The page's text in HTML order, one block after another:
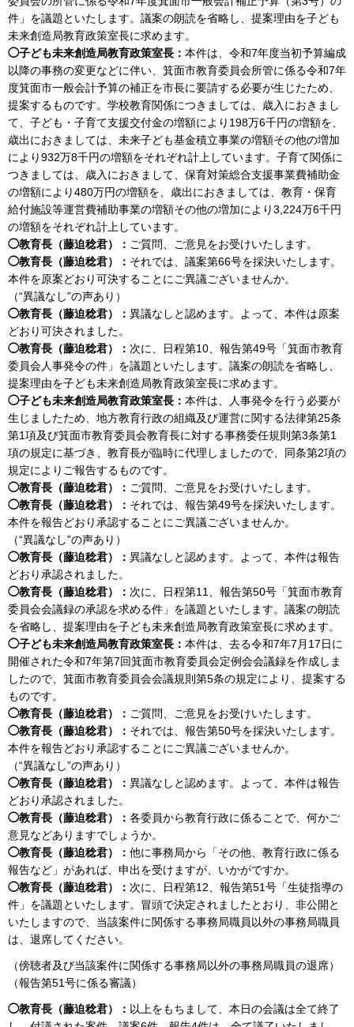
件」を議題といたします。議案の朗読を省略し、提案理由を子ども
未来創造局教育政策室長に求めます。
◯子ども未来創造局教育政策室長： 本件は、令和7年度当初予算編成
以降の事務の変更などに伴い、箕面市教育委員会所管に係る令和7年
度箕面市一般会計予算の補正を市長に要請する必要が生じたため、
提案するものです。学校教育関係につきましては、歳入におきまし
て、子ども・子育て支援交付金の増額により198万6千円の増額を、
歳出におきましては、未来子ども基金積立事業の増額その他の増加
により932万8千円の増額をそれぞれ計上しています。子育て関係に
つきましては、歳入におきまして、保育対策総合支援事業費補助金
の増額により480万円の増額を、歳出におきましては、教育・保育
給付施設等運営費補助事業の増額その他の増加により3,224万6千円
の増額をそれぞれ計上しています。
◯教育長（藤迫稔君）： ご質問、ご意見をお受けいたします。
◯教育長（藤迫稔君）： それでは、議案第66号を採決いたします。
本件を原案どおり可決することにご異議ございませんか。
（“異議なし”の声あり）
◯教育長（藤迫稔君）： 異議なしと認めます。よって、本件は原案
どおり可決されました。
◯教育長（藤迫稔君）： 次に、日程第10、報告第49号「箕面市教育
委員会人事発令の件」を議題といたします。議案の朗読を省略し、
提案理由を子ども未来創造局教育政策室長に求めます。
◯子ども未来創造局教育政策室長： 本件は、人事発令を行う必要が
生じましたため、地方教育行政の組織及び運営に関する法律第25条
第1項及び箕面市教育委員会教育長に対する事務委任規則第3条第1
項の規定に基づき、教育長が臨時に代理しましたので、同条第2項の
規定によりご報告するものです。
◯教育長（藤迫稔君）： ご質問、ご意見をお受けいたします。
◯教育長（藤迫稔君）： それでは、報告第49号を採決いたします。
本件を報告どおり承認することにご異議ございませんか。
（“異議なし”の声あり）
◯教育長（藤迫稔君）： 異議なしと認めます。よって、本件は報告
どおり承認されました。
◯教育長（藤迫稔君）： 次に、日程第11、報告第50号「箕面市教育
委員会会議録の承認を求める件」を議題といたします。議案の朗読
を省略し、提案理由を子ども未来創造局教育政策室長に求めます。
◯子ども未来創造局教育政策室長： 本件は、去る令和7年7月17日に
開催された令和7年第7回箕面市教育委員会定例会会議録を作成しま
したので、箕面市教育委員会会議規則第5条の規定により、提案する
ものです。
◯教育長（藤迫稔君）： ご質問、ご意見をお受けいたします。
◯教育長（藤迫稔君）： それでは、報告第50号を採決いたします。
本件を報告どおり承認することにご異議ございませんか。
（“異議なし”の声あり）
◯教育長（藤迫稔君）： 異議なしと認めます。よって、本件は報告
どおり承認されました。
◯教育長（藤迫稔君）： 各委員から教育行政に係ることで、何かご
意見などありますでしょうか。
◯教育長（藤迫稔君）： 他に事務局から「その他、教育行政に係る
報告など」があれば、申出を受けますが、いかがですか。
◯教育長（藤迫稔君）： 次に、日程第12、報告第51号「生徒指導の
件」を議題といたします。冒頭で決定されましたとおり、非公開と
いたしますので、当該案件に関係する事務局職員以外の事務局職員
は、退席してください。
（傍聴者及び当該案件に関係する事務局以外の事務局職員の退席）
（報告第51号に係る審議）
◯教育長（藤迫稔君）： 以上をもちまして、本日の会議は全て終了